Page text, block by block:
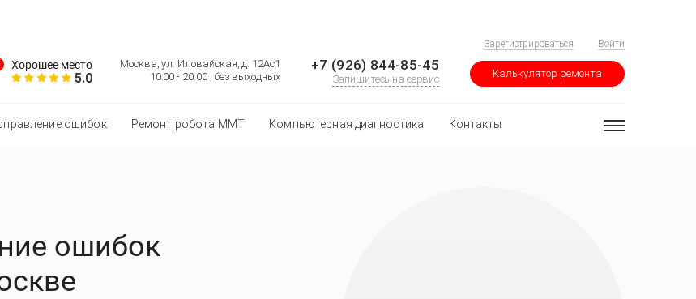
Зарегистрироваться Войти
Хорошее место
5.0
Москва, ул. Иловайская, д. 12Ас1
10:00 - 20:00 , без выходных
+7 (926) 844-85-45
Запишитесь на сервис Калькулятор ремонта
ошибок Ремонт робота MMT Компьютерная диагностика Контакты
ошибок